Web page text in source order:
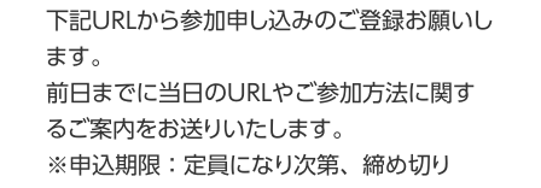
下記URLから参加申し込みのご登録お願いし
ます。
前日までに当日のURLやご参加方法に関す
るご案内をお送りいたします。
※申込期限：定員になり次第、締め切り